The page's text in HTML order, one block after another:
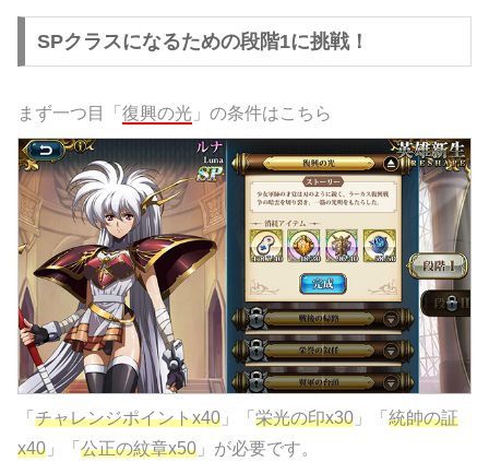
SPクラスになるための段階1に挑戦！
まず一つ目「 復興の光 」の条件はこちら
「 チャレンジポイントx40 」「 栄光の印x30 」「 統帥の証
x40 」「 公正の紋章x50 」が必要です。